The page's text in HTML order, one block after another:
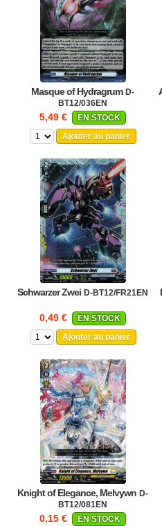
Masque of Hydragrum D-
BT12/036EN
5,49 €
EN STOCK
Ajouter au panier
Schwarzer Zwei D-BT12/FR21EN
0,49 €
EN STOCK
Ajouter au panier
Knight of Elegance, Melvywn D-
BT12/081EN
0,15 € EN STOCK